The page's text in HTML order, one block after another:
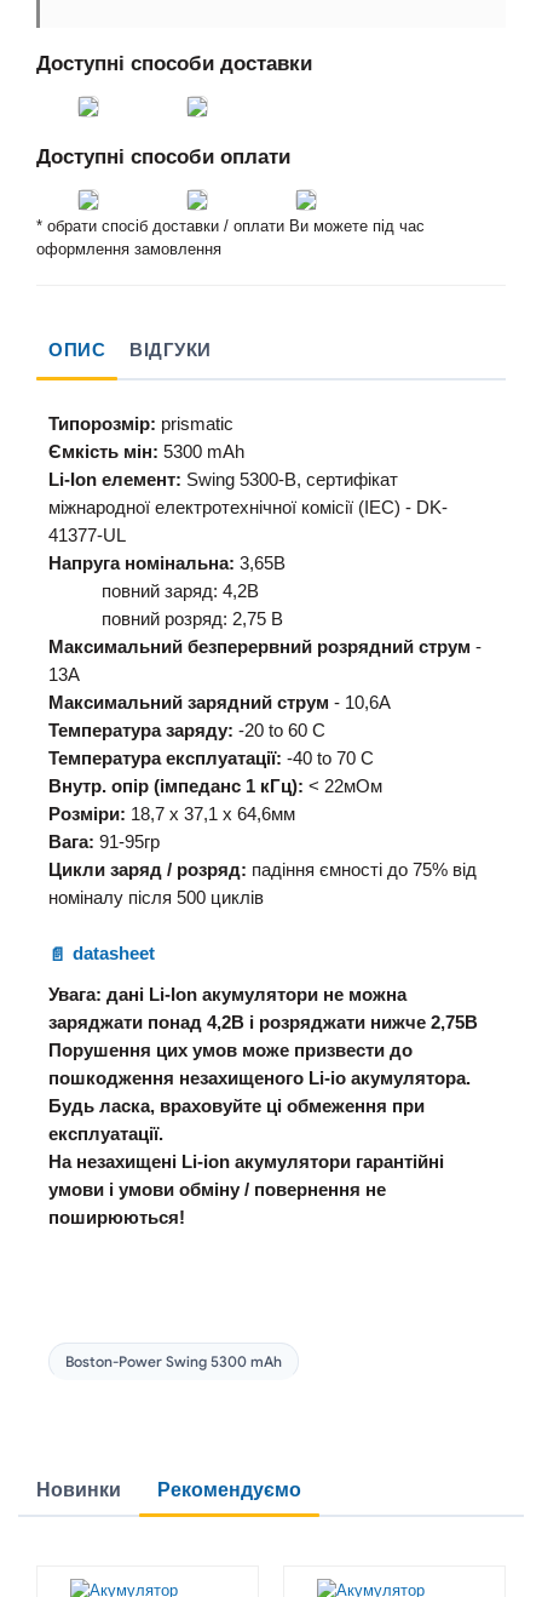
Доступні способи доставки
Доступні способи оплати
* обрати спосіб доставки / оплати Ви можете під час
оформлення замовлення
ОПИС ВІДГУКИ
Типорозмір: prismatic
Ємкість мін: 5300 mAh
Li-Ion елемент: Swing 5300-B, сертифікат
міжнародної електротехнічної комісії (IEC) - DK-
41377-UL
Напруга номінальна: 3,65В
повний заряд: 4,2В
повний розряд: 2,75 В
Максимальний безперервний розрядний струм -
13А
Максимальний зарядний струм - 10,6А
Температура заряду: -20 to 60 C
Температура експлуатації: -40 to 70 C
Внутр. опір (імпеданс 1 кГц): < 22мОм
Розміри: 18,7 х 37,1 х 64,6мм
Вага: 91-95гр
Цикли заряд / розряд: падіння ємності до 75% від
номіналу після 500 циклів
datasheet
Увага: дані Li-Ion акумулятори не можна
заряджати понад 4,2В і розряджати нижче 2,75В
Порушення цих умов може призвести до
пошкодження незахищеного Li-io акумулятора.
Будь ласка, враховуйте ці обмеження при
експлуатації.
На незахищені Li-ion акумулятори гарантійні
умови і умови обміну / повернення не
поширюються!
Boston-Power Swing 5300 mAh
Новинки Рекомендуємо